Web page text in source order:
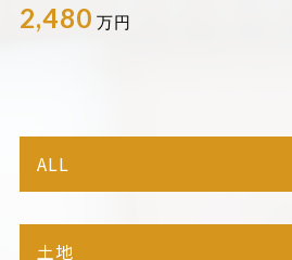
2,480 万円
ALL
土地